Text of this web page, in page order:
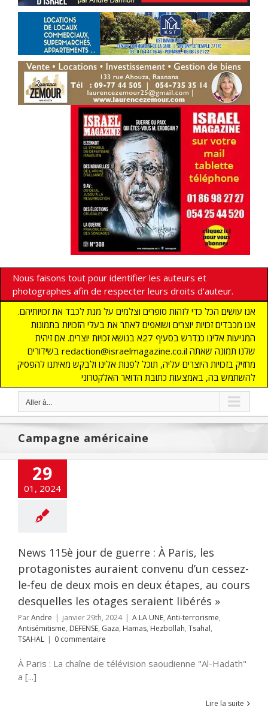
Nous faisons tout pour identifier les auteurs et
photographes afin de respecter leurs droits d'auteur.
אנו עושים הכל כדי לזהות סופרים וצלמים על מנת לכבד את זכויותיהם.
אנו מכבדים זכויות יוצרים ושואפים לאתר את בעלי הזכויות בתמונות
המגיעות אלינו כנדרש בסעיף 27א בנושא זכויות יוצרים. אם זיהית
בשידורים redaction@israelmagazine.co.il שלנו תמונה שאתה
מחזיק בזכויות היוצרים עליה, תוכל לפנות אלינו ולבקש מאיתנו להפסיק
להשתמש בה, באמצעות כתובת הדואר האלקטרוני
Aller à...
Campagne américaine
29
01, 2024
News 115è jour de guerre : À Paris, les
protagonistes auraient convenu d’un cessez-
le-feu de deux mois en deux étapes, au cours
desquelles les otages seraient libérés »
ParAndre | janvier 29th, 2024 | A LA UNE, Anti-terrorisme,
Antisémitisme, DEFENSE, Gaza, Hamas, Hezbollah, Tsahal,
TSAHAL | 0 commentaire
À Paris : La chaîne de télévision saoudienne "Al-Hadath"
a [...]
Lire la suite